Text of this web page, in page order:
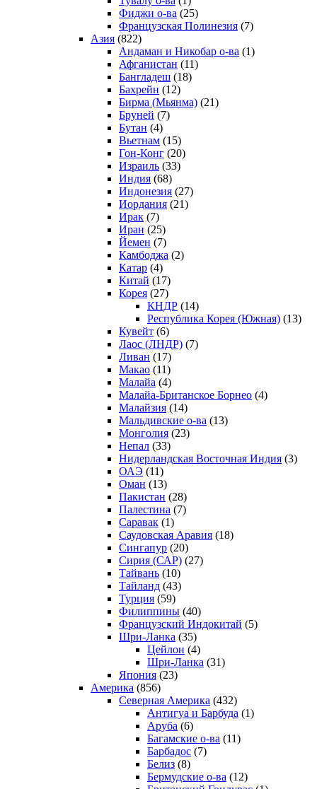
Фиджи о-ва (25)
Французская Полинезия (7)
Азия (822)
Андаман и Никобар о-ва (1)
Афганистан (11)
Бангладеш (18)
Бахрейн (12)
Бирма (Мьянма) (21)
Бруней (7)
Бутан (4)
Вьетнам (15)
Гон-Конг (20)
Израиль (33)
Индия (68)
Индонезия (27)
Иордания (21)
Ирак (7)
Иран (25)
Йемен (7)
Камбоджа (2)
Катар (4)
Китай (17)
Корея (27)
КНДР (14)
Республика Корея (Южная) (13)
Кувейт (6)
Лаос (ЛНДР) (7)
Ливан (17)
Макао (11)
Малайа (4)
Малайа-Британское Борнео (4)
Малайзия (14)
Мальдивские о-ва (13)
Монголия (23)
Непал (33)
Нидерландская Восточная Индия (3)
ОАЭ (11)
Оман (13)
Пакистан (28)
Палестина (7)
Саравак (1)
Саудовская Аравия (18)
Сингапур (20)
Сирия (САР) (27)
Тайвань (10)
Тайланд (43)
Турция (59)
Филиппины (40)
Французский Индокитай (5)
Шри-Ланка (35)
Цейлон (4)
Шри-Ланка (31)
Япония (23)
Америка (856)
Северная Америка (432)
Антигуа и Барбуда (1)
Аруба (6)
Багамские о-ва (11)
Барбадос (7)
Белиз (8)
Бермудские о-ва (12)